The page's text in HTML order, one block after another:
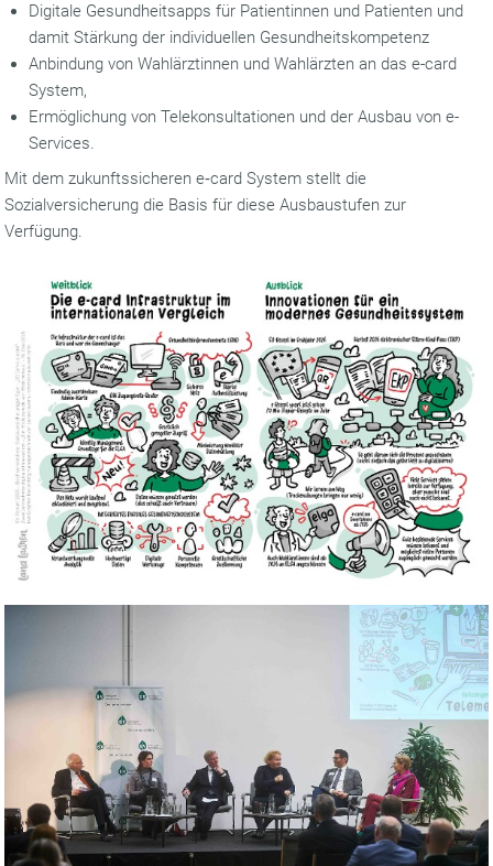
Digitale Gesundheitsapps für Patientinnen und Patienten und
damit Stärkung der individuellen Gesundheitskompetenz
Anbindung von Wahlärztinnen und Wahlärzten an das e-card
System,
Ermöglichung von Telekonsultationen und der Ausbau von e-
Services.
Mit dem zukunftssicheren e‑card System stellt die
Sozialversicherung die Basis für diese Ausbaustufen zur
Verfügung.